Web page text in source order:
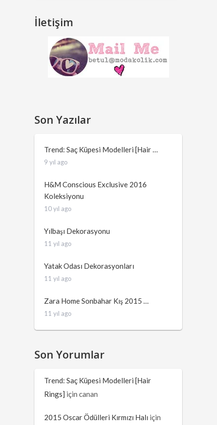
İletişim
Son Yazılar
Trend: Saç Küpesi Modelleri [Hair …
9 yıl ago
H&M Conscious Exclusive 2016
Koleksiyonu
10 yıl ago
Yılbaşı Dekorasyonu
11 yıl ago
Yatak Odası Dekorasyonları
11 yıl ago
Zara Home Sonbahar Kış 2015 …
11 yıl ago
Son Yorumlar
Trend: Saç Küpesi Modelleri [Hair
Rings] içincanan
2015 Oscar Ödülleri Kırmızı Halı için